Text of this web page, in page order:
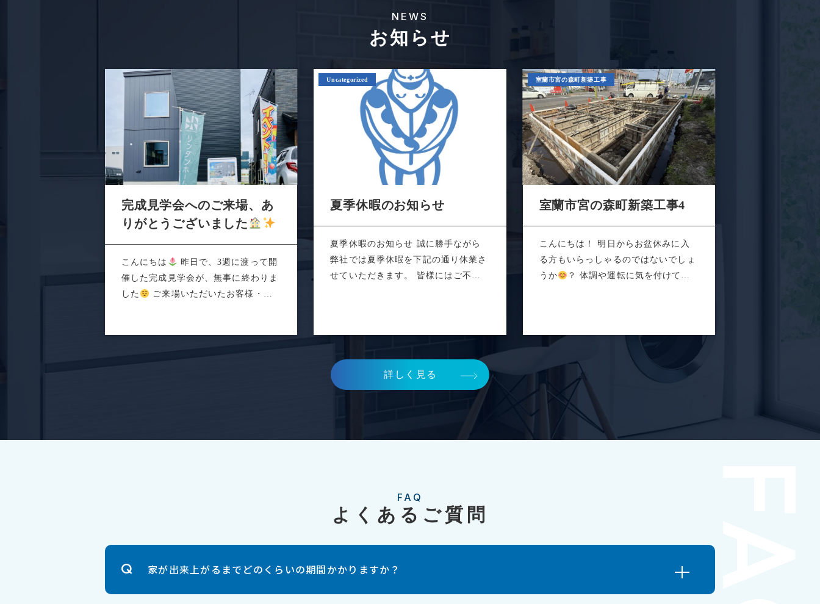
NEWS
お知らせ
完成見学会へのご来場、あ
りがとうございました
こんにちは
昨日で、3週に渡って開
催した完成見学会が、無事に終わりま
した
ご来場いただいたお客様・関
Uncategorized
夏季休暇のお知らせ
夏季休暇のお知らせ 誠に勝手ながら
弊社では夏季休暇を下記の通り休業さ
せていただきます。 皆様にはご不便
室蘭市宮の森町新築工事
室蘭市宮の森町新築工事4
こんにちは！ 明日からお盆休みに入
る方もいらっしゃるのではないでしょ
うか
？ 体調や運転に気を付けて素
詳しく見る
FAQ
よくあるご質問
家が出来上がるまでどのくらいの期間かかりますか？